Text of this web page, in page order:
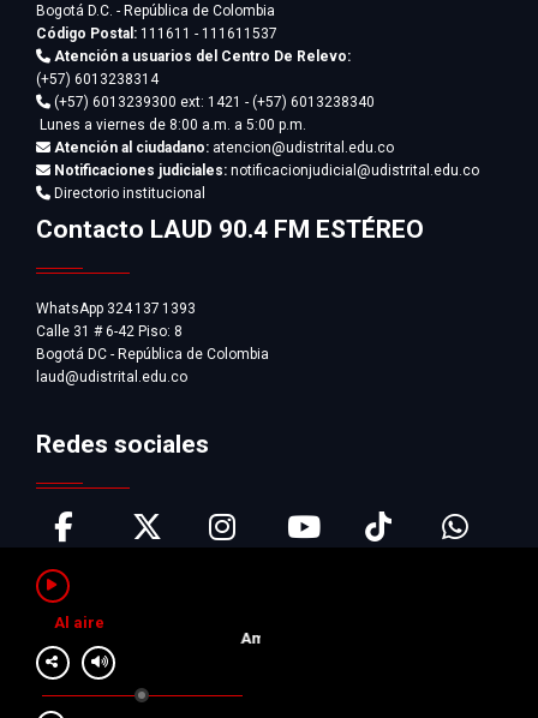
Al aire
Amantes del Círculo Polar
Bogotá D.C. - República de Colombia
Código Postal: 111611 - 111611537
Atención a usuarios del Centro De Relevo:
(+57) 6013238314
(+57) 6013239300 ext: 1421 - (+57) 6013238340
Lunes a viernes de 8:00 a.m. a 5:00 p.m.
Atención al ciudadano: atencion@udistrital.edu.co
Notificaciones judiciales: notificacionjudicial@udistrital.edu.co
Directorio institucional
Contacto LAUD 90.4 FM ESTÉREO
WhatsApp 324 137 1393
Calle 31 # 6-42 Piso: 8
Bogotá DC - República de Colombia
laud@udistrital.edu.co
Redes sociales
Pausar